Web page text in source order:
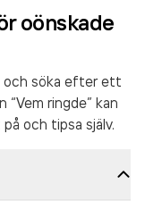
oönskade
och söka efter ett
ringde” kan
och tipsa själv.